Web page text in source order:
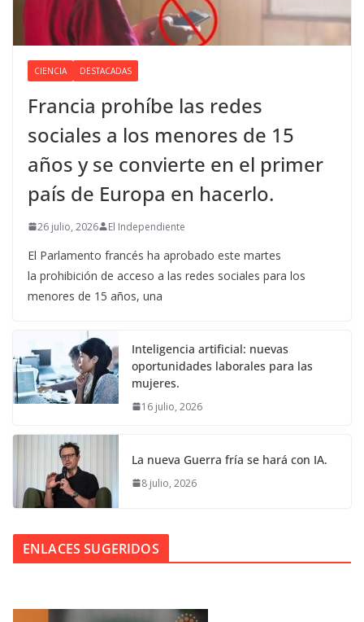
CIENCIA DESTACADAS
Francia prohíbe las redes
sociales a los menores de 15
años y se convierte en el primer
país de Europa en hacerlo.
26 julio, 2026 El Independiente
El Parlamento francés ha aprobado este martes
la prohibición de acceso a las redes sociales para los
menores de 15 años, una
Inteligencia artificial: nuevas
oportunidades laborales para las
mujeres.
16 julio, 2026
La nueva Guerra fría se hará con IA.
8 julio, 2026
ENLACES SUGERIDOS